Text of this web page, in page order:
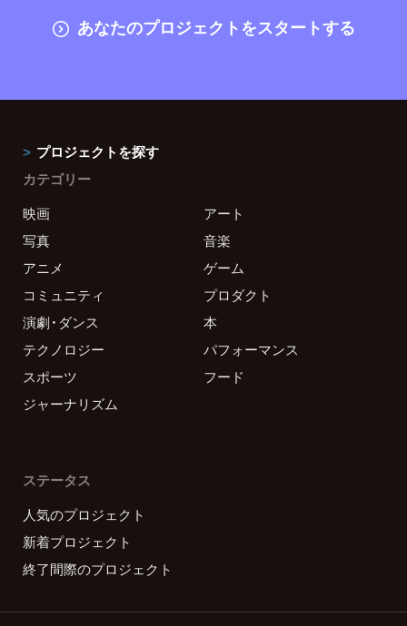
あなたのプロジェクトをスタートする
プロジェクトを探す
カテゴリー
映画
アート
写真
音楽
アニメ
ゲーム
コミュニティ
プロダクト
演劇・ダンス
本
テクノロジー
パフォーマンス
スポーツ
フード
ジャーナリズム
ステータス
人気のプロジェクト
新着プロジェクト
終了間際のプロジェクト